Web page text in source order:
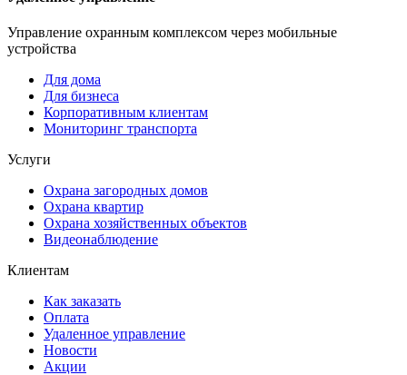
Управление охранным комплексом через мобильные
устройства
Для дома
Для бизнеса
Корпоративным клиентам
Мониторинг транспорта
Услуги
Охрана загородных домов
Охрана квартир
Охрана хозяйственных объектов
Видеонаблюдение
Клиентам
Как заказать
Оплата
Удаленное управление
Новости
Акции